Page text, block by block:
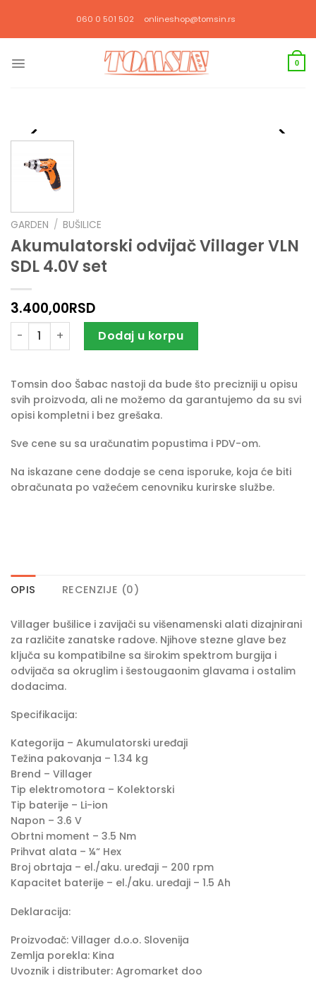
садржај
060 0 501 502 onlineshop@tomsin.rs
0
GARDEN / BUŠILICE
Akumulatorski odvijač Villager VLN
SDL 4.0V set
3.400,00RSD
Akumulatorski odvijač Villager VLN SDL 4.0V set količina
Dodaj u korpu
Tomsin doo Šabac nastoji da bude što precizniji u opisu
svih proizvoda, ali ne možemo da garantujemo da su svi
opisi kompletni i bez grešaka.
Sve cene su sa uračunatim popustima i PDV-om.
Na iskazane cene dodaje se cena isporuke, koja će biti
obračunata po važećem cenovniku kurirske službe.
OPIS RECENZIJE (0)
Villager bušilice i zavijači su višenamenski alati dizajnirani
za različite zanatske radove. Njihove stezne glave bez
ključa su kompatibilne sa širokim spektrom burgija i
odvijača sa okruglim i šestougaonim glavama i ostalim
dodacima.
Specifikacija:
Kategorija – Akumulatorski uređaji
Težina pakovanja – 1.34 kg
Brend – Villager
Tip elektromotora – Kolektorski
Tip baterije – Li-ion
Napon – 3.6 V
Obrtni moment – 3.5 Nm
Prihvat alata – ¼“ Hex
Broj obrtaja – el./aku. uređaji – 200 rpm
Kapacitet baterije – el./aku. uređaji – 1.5 Ah
Deklaracija:
Proizvođač: Villager d.o.o. Slovenija
Zemlja porekla: Kina
Uvoznik i distributer: Agromarket doo